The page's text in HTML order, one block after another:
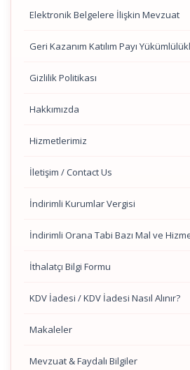
Elektronik Belgelere İlişkin Mevzuat
Geri Kazanım Katılım Payı
Gizlilik Politikası
Hakkımızda
Hizmetlerimiz
İletişim / Contact Us
İndirimli Kurumlar Vergisi
İndirimli Orana Tabi Bazı Mal ve
İthalatçı Bilgi Formu
KDV İadesi / KDV İadesi Nasıl Alınır?
Makaleler
Mevzuat & Faydalı Bilgiler